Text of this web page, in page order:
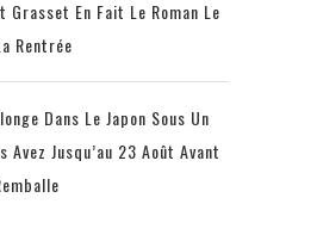
Grasset En Fait Le Roman Le
Rentrée
Dans Le Japon Sous Un
Avez Jusqu’au 23 Août Avant